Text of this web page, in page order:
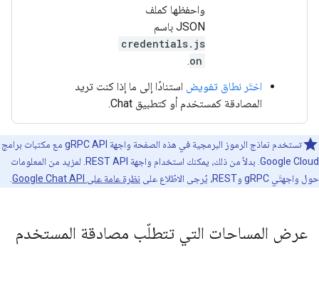
واحفظها كملف
JSON باسم
credentials.js
on
.
اختَر نطاق تفويض استنادًا إلى ما إذا كنت تريد
المصادقة كمستخدم أو كتطبيق Chat.
تستخدم نماذج الرموز البرمجية في هذه الصفحة واجهة gRPC API مع مكتبات برامج
Google Cloud. بدلاً من ذلك، يمكنك استخدام واجهة REST API. لمزيد من المعلومات
حول واجهتَي gRPC وREST، يُرجى الاطّلاع على
نظرة عامة على Google Chat API
عرض المساحات التي تتطلّب مصادقة المستخدم